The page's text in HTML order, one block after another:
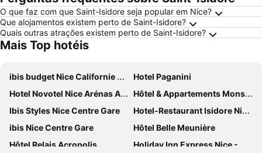
O que faz com que Saint-Isidore seja popular em Nice?
Que alojamentos existem perto de Saint-Isidore?
Quais outras atrações existem perto de Saint-Isidore?
Mais Top hotéis
ibis budget Nice Californie Lenval
Hotel Paganini
Hotel Novotel Nice Arénas Aéroport
Hôtel & Appartements Monsigny
Ibis Styles Nice Centre Gare
Hotel-Restaurant Isidore Nice Ouest
ibis Nice Centre Gare
Hôtel Belle Meunière
Hôtel Relais Acropolis
Holiday Inn Express Nice - Grand Arenas By Ihg